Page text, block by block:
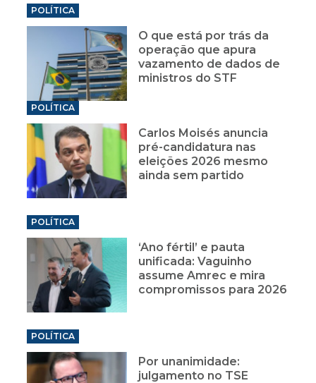
POLÍTICA
O que está por trás da
operação que apura
vazamento de dados de
ministros do STF
POLÍTICA
Carlos Moisés anuncia
pré-candidatura nas
eleições 2026 mesmo
ainda sem partido
POLÍTICA
‘Ano fértil’ e pauta
unificada: Vaguinho
assume Amrec e mira
compromissos para 2026
POLÍTICA
Por unanimidade:
julgamento no TSE